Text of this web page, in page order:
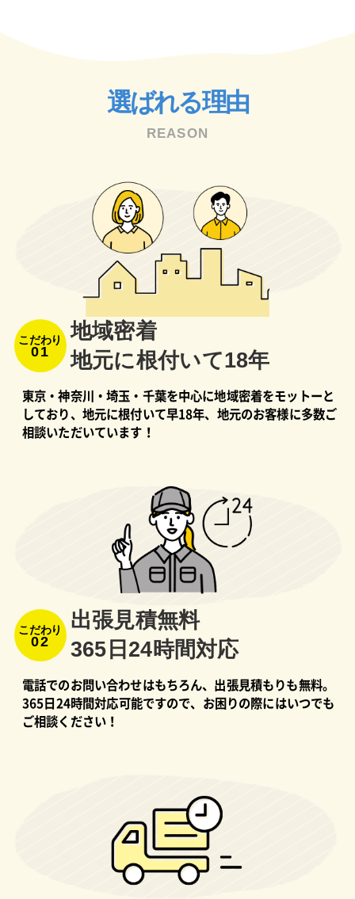
選ばれる理由
REASON
こだわり
01
地域密着
地元に根付いて18年
東京・神奈川・埼玉・千葉を中心に地域密着をモットーと
しており、地元に根付いて早18年、地元のお客様に多数ご
相談いただいています！
こだわり
02
出張⾒積無料
365⽇24時間対応
電話でのお問い合わせはもちろん、出張見積もりも無料。
365日24時間対応可能ですので、お困りの際にはいつでも
ご相談ください！